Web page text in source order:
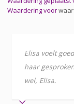
Waardering voor
Elisa voelt
haar
wel, Elisa.